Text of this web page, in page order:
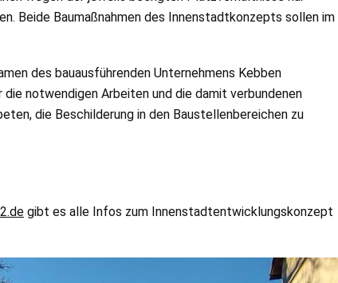
Beide Baumaßnahmen des Innenstadtkonzepts sollen im
des bauausführenden Unternehmens Kebben
die notwendigen Arbeiten und die damit verbundenen
die Beschilderung in den Baustellenbereichen zu
gibt es alle Infos zum Innenstadtentwicklungskonzept